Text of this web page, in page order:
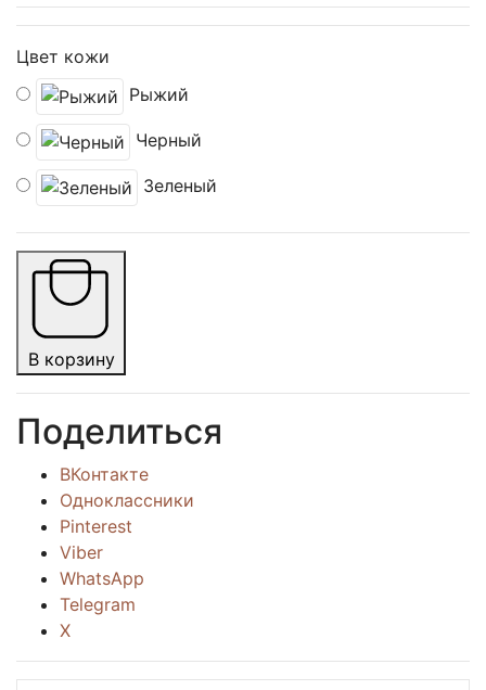
Цвет кожи
Рыжий
Черный
Зеленый
В корзину
Поделиться
ВКонтакте
Одноклассники
Pinterest
Viber
WhatsApp
Telegram
X